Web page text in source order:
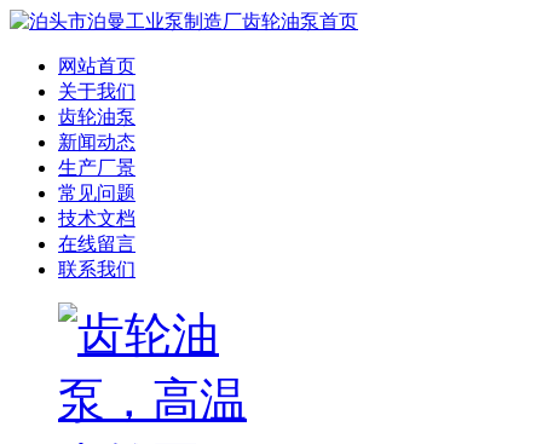
网站首页
关于我们
齿轮油泵
新闻动态
生产厂景
常见问题
技术文档
在线留言
联系我们